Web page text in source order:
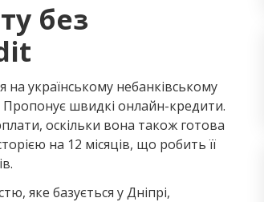
без
українському небанківському
Пропонує швидкі онлайн-кредити.
оскільки вона також готова
на 12 місяців, що робить її
яке базується у Дніпрі,